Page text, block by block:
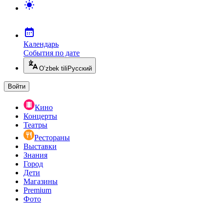
Календарь
События по дате
O’zbek tili Русский
Войти
Кино
Концерты
Театры
Рестораны
Выставки
Знания
Город
Дети
Магазины
Premium
Фото